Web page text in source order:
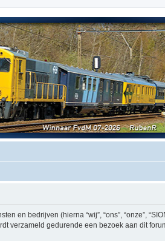
en bedrijven (hierna “wij”, “ons”, “onze”,
verzameld gedurende een bezoek aan dit